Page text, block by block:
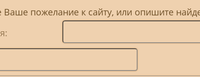
Ваше пожелание к сайту, или опишите
имя: